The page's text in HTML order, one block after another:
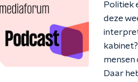
Politiek
deze
mensen
Daar